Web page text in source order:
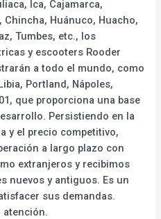
Ica, Cajamarca,
Chincha, Huánuco, Huacho,
Tumbes, etc., los
y escooters Rooder
a todo el mundo, como
Portland, Nápoles,
que proporciona una base
Persistiendo en la
y el precio competitivo,
a largo plazo con
extranjeros y recibimos
nuevos y antiguos. Es un
sus demandas.
atención.